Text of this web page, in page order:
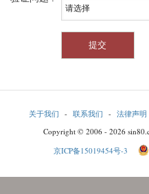
关于我们 - 联系我们 - 法律声明
Copyright © 2006 - 2026
京ICP备15019454号-3